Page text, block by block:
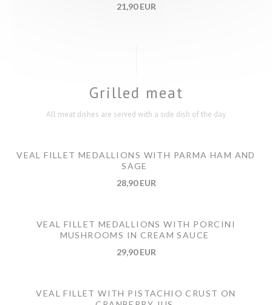
21,90 EUR
Grilled meat
All meat dishes are served with a side dish of the day
VEAL FILLET MEDALLIONS WITH PARMA HAM AND
SAGE
28,90 EUR
VEAL FILLET MEDALLIONS WITH PORCINI
MUSHROOMS IN CREAM SAUCE
29,90 EUR
VEAL FILLET WITH PISTACHIO CRUST ON